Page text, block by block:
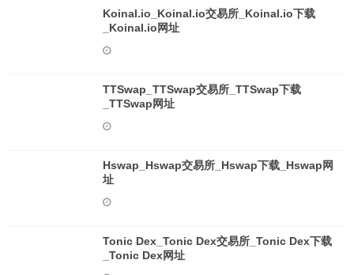
Koinal.io_Koinal.io交易所_Koinal.io下载
_Koinal.io网址
TTSwap_TTSwap交易所_TTSwap下载
_TTSwap网址
Hswap_Hswap交易所_Hswap下载_Hswap网
址
Tonic Dex_Tonic Dex交易所_Tonic Dex下载
_Tonic Dex网址